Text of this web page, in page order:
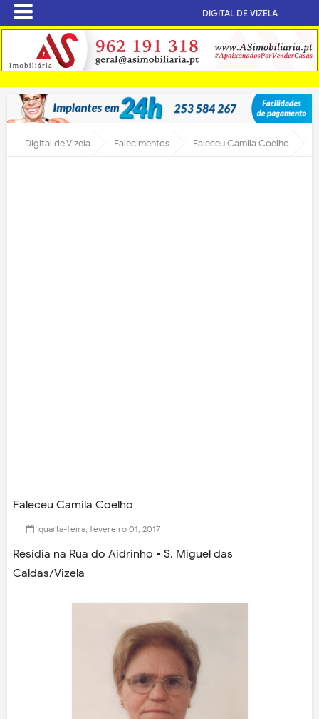
DIGITAL DE VIZELA
Digital de Vizela Falecimentos Faleceu Camila Coelho
Faleceu Camila Coelho
quarta-feira, fevereiro 01, 2017
Residia na Rua do Aidrinho - S. Miguel das
Caldas/Vizela